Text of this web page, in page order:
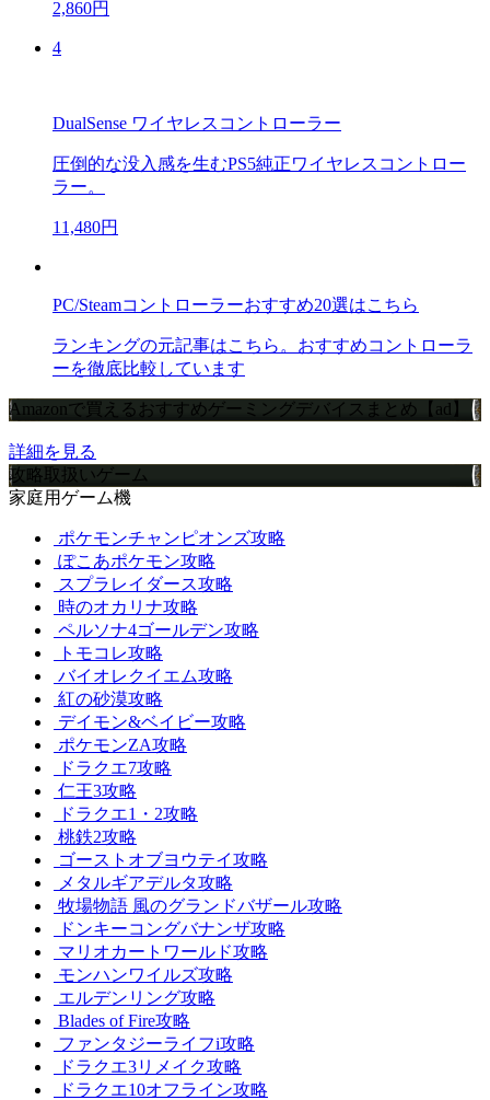
2,860円
4
DualSense ワイヤレスコントローラー
圧倒的な没入感を生むPS5純正ワイヤレスコントロー
ラー。
11,480円
PC/Steamコントローラーおすすめ20選はこちら
ランキングの元記事はこちら。おすすめコントローラ
ーを徹底比較しています
Amazonで買えるおすすめゲーミングデバイスまとめ【ad】
詳細を見る
攻略取扱いゲーム
家庭用ゲーム機
ポケモンチャンピオンズ攻略
ぽこあポケモン攻略
スプラレイダース攻略
時のオカリナ攻略
ペルソナ4ゴールデン攻略
トモコレ攻略
バイオレクイエム攻略
紅の砂漠攻略
デイモン&ベイビー攻略
ポケモンZA攻略
ドラクエ7攻略
仁王3攻略
ドラクエ1・2攻略
桃鉄2攻略
ゴーストオブヨウテイ攻略
メタルギアデルタ攻略
牧場物語 風のグランドバザール攻略
ドンキーコングバナンザ攻略
マリオカートワールド攻略
モンハンワイルズ攻略
エルデンリング攻略
Blades of Fire攻略
ファンタジーライフi攻略
ドラクエ3リメイク攻略
ドラクエ10オフライン攻略